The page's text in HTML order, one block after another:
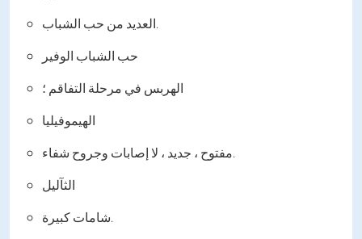
العديد من حب الشباب.
حب الشباب الوفير
الهربس في مرحلة التفاقم ؛
الهيموفيليا
مفتوح ، جديد ، لا إصابات وجروح شفاء.
الثآليل
شامات كبيرة.